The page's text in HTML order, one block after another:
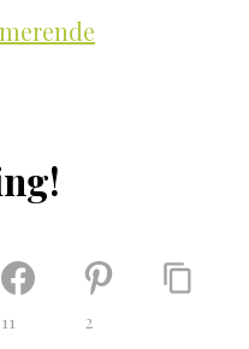
11 2